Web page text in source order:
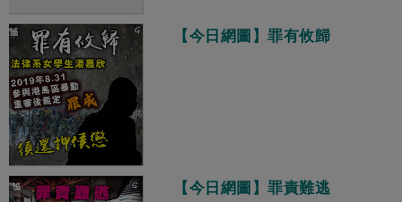
【今日網圖】罪有攸歸
【今日網圖】罪責難逃